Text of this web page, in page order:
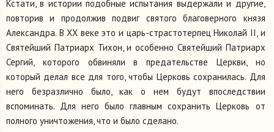
Кстати, в истории подобные испытания выдержали и другие,
повторив и продолжив подвиг святого благоверного князя
Александра. В XX веке это и царь-страстотерпец Николай II, и
Святейший Патриарх Тихон, и особенно Святейший Патриарх
Сергий, которого обвиняли в предательстве Церкви, но
который делал все для того, чтобы Церковь сохранилась. Для
него безразлично было, как о нем будут впоследствии
вспоминать. Для него было главным сохранить Церковь от
полного уничтожения, что и было сделано.